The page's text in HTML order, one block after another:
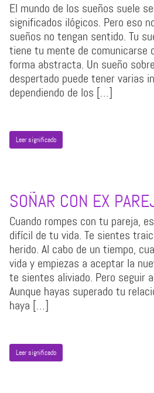
El mundo de los sueños suele
significados ilógicos. Pero eso
sueños no tengan sentido. Tu
tiene tu mente de comunicarse
forma abstracta. Un sueño
despertado puede tener varias
dependiendo de los […]
Leer significado
SOÑAR CON EX
Cuando rompes con tu pareja,
difícil de tu vida. Te sientes
herido. Al cabo de un tiempo,
vida y empiezas a aceptar la
te sientes aliviado. Pero seguir
Aunque hayas superado tu
haya […]
Leer significado